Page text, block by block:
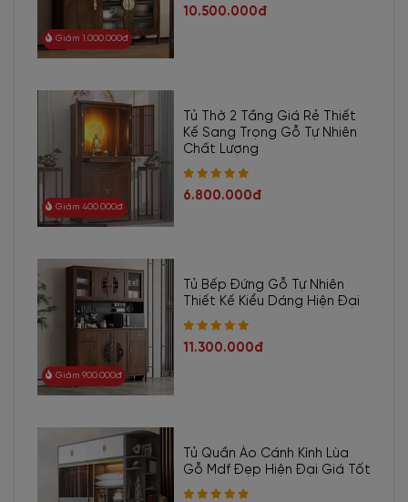
Giảm 1.000.000đ
10.500.000đ
Giảm 400.000đ
Tủ Thờ 2 Tầng Giá Rẻ Thiết
Kế Sang Trọng Gỗ Tự Nhiên
Chất Lượng
6.800.000đ
Giảm 900.000đ
Tủ Bếp Đứng Gỗ Tự Nhiên
Thiết Kế Kiểu Dáng Hiện Đại
11.300.000đ
Tủ Quần Áo Cánh Kính Lùa
Gỗ Mdf Đẹp Hiện Đại Giá Tốt